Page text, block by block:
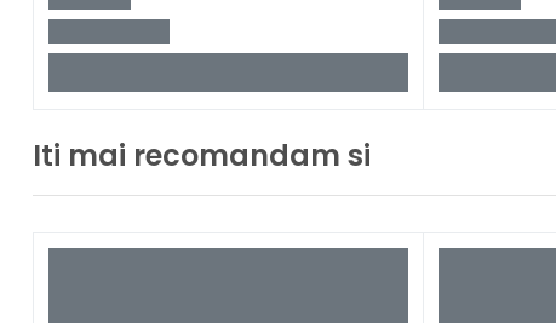
Iti mai recomandam si